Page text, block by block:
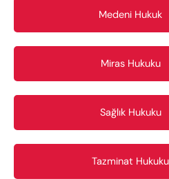
Medeni Hukuk
Miras Hukuku
Sağlık Hukuku
Tazminat Hukuku